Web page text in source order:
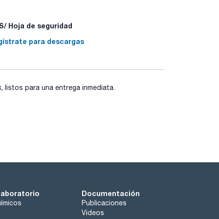
la seguridad con bloqueo de volumen
Hoja de seguridad
para descargas
para una entrega inmediata.
Documentación
Publicaciones
Videos